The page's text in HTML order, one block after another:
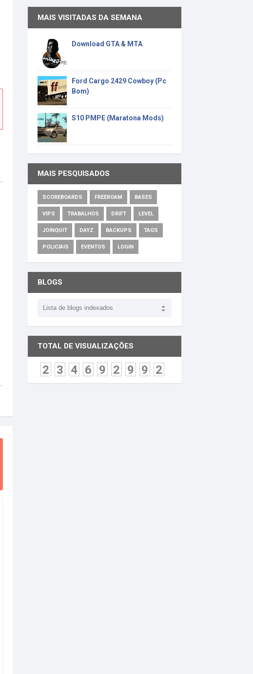
MAIS VISITADAS DA SEMANA
Download GTA & MTA
Ford Cargo 2429 Cowboy (Pc
Bom)
S10 PMPE (Maratona Mods)
MAIS PESQUISADOS
SCOREBOARDS FREEROAM BASES
VIPS TRABALHOS DRIFT LEVEL
JOINQUIT DAYZ BACKUPS TAGS
POLICIAIS EVENTOS LOGIN
BLOGS
TOTAL DE VISUALIZAÇÕES
2 3 4 6 9 2 9 9 2